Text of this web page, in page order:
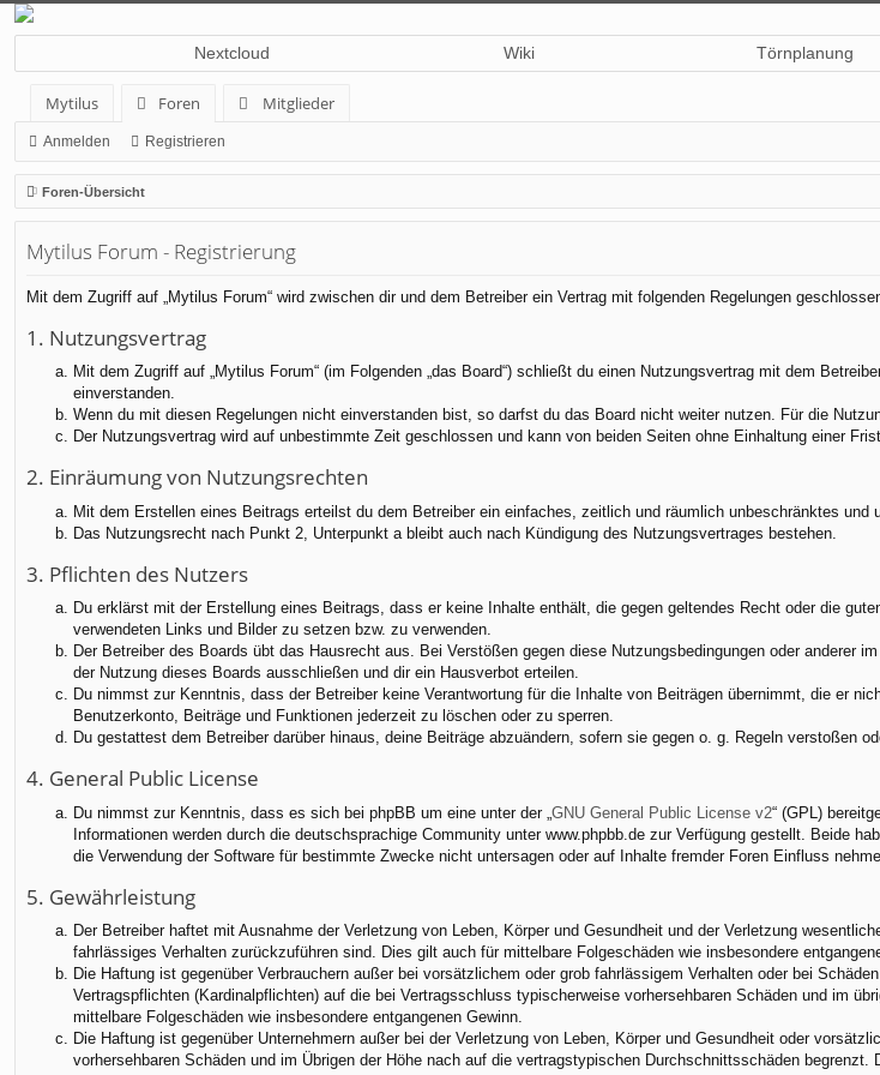
Nextcloud Wiki Törnplanung
Mytilus Foren
Mitglieder
Anmelden Registrieren
Foren-Übersicht
Mytilus Forum - Registrierung
Mit dem Zugriff auf „Mytilus Forum“ wird zwischen dir und dem Betreiber ein Vertrag mit folgenden Regelungen
1. Nutzungsvertrag
Mit dem Zugriff auf „Mytilus Forum“ (im Folgenden „das Board“) schließt du einen Nutzungsvertrag mit dem
einverstanden.
Wenn du mit diesen Regelungen nicht einverstanden bist, so darfst du das Board nicht weiter nutzen. Für die
Der Nutzungsvertrag wird auf unbestimmte Zeit geschlossen und kann von beiden Seiten ohne Einhaltung einer
2. Einräumung von Nutzungsrechten
Mit dem Erstellen eines Beitrags erteilst du dem Betreiber ein einfaches, zeitlich und räumlich unbeschränktes
Das Nutzungsrecht nach Punkt 2, Unterpunkt a bleibt auch nach Kündigung des Nutzungsvertrages bestehen.
3. Pflichten des Nutzers
Du erklärst mit der Erstellung eines Beitrags, dass er keine Inhalte enthält, die gegen geltendes Recht oder die
verwendeten Links und Bilder zu setzen bzw. zu verwenden.
Der Betreiber des Boards übt das Hausrecht aus. Bei Verstößen gegen diese Nutzungsbedingungen oder anderer
der Nutzung dieses Boards ausschließen und dir ein Hausverbot erteilen.
Du nimmst zur Kenntnis, dass der Betreiber keine Verantwortung für die Inhalte von Beiträgen übernimmt, die er
Benutzerkonto, Beiträge und Funktionen jederzeit zu löschen oder zu sperren.
Du gestattest dem Betreiber darüber hinaus, deine Beiträge abzuändern, sofern sie gegen o. g. Regeln verstoßen
4. General Public License
Du nimmst zur Kenntnis, dass es sich bei phpBB um eine unter der „ GNU General Public License v2“ (GPL)
Informationen werden durch die deutschsprachige Community unter www.phpbb.de zur Verfügung gestellt. Beide
die Verwendung der Software für bestimmte Zwecke nicht untersagen oder auf Inhalte fremder Foren Einfluss
5. Gewährleistung
Der Betreiber haftet mit Ausnahme der Verletzung von Leben, Körper und Gesundheit und der Verletzung
fahrlässiges Verhalten zurückzuführen sind. Dies gilt auch für mittelbare Folgeschäden wie insbesondere
Die Haftung ist gegenüber Verbrauchern außer bei vorsätzlichem oder grob fahrlässigem Verhalten oder bei
Vertragspflichten (Kardinalpflichten) auf die bei Vertragsschluss typischerweise vorhersehbaren Schäden und im
mittelbare Folgeschäden wie insbesondere entgangenen Gewinn.
Die Haftung ist gegenüber Unternehmern außer bei der Verletzung von Leben, Körper und Gesundheit oder
vorhersehbaren Schäden und im Übrigen der Höhe nach auf die vertragstypischen Durchschnittsschäden